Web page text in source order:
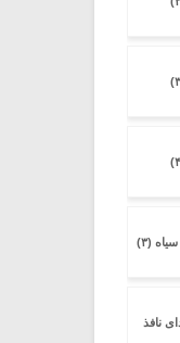
(۳)
نافذ